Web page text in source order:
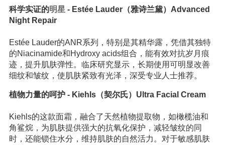
科学实证的明星 - Estée Lauder（雅诗兰黛）Advanced
Night Repair
Estée Lauder的ANR系列，特别是其精华露，凭借其独特
的Niacinamide和Hydroxy acids组合，能有效对抗岁月痕
迹，提升肌肤弹性。临床研究显示，长期使用可明显改善
细纹和皱纹，使肌肤紧致有光泽，深受专业人士推荐。
植物力量的呵护 - Kiehls（契尔氏）Ultra Facial Cream
Kiehls的这款面霜，融合了天然植物提取物，如橄榄油和
角鲨烷，为肌肤提供强大的抗氧化保护，减轻皱纹的同
时，还能锁住水分，维持肌肤的自然活力。对于敏感肌肤